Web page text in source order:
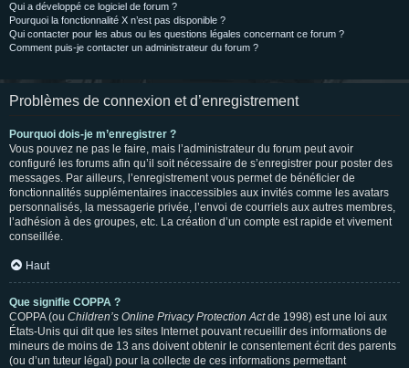
Qui a développé ce logiciel de forum ?
Pourquoi la fonctionnalité X n’est pas disponible ?
Qui contacter pour les abus ou les questions légales concernant ce forum ?
Comment puis-je contacter un administrateur du forum ?
Problèmes de connexion et d’enregistrement
Pourquoi dois-je m’enregistrer ?
Vous pouvez ne pas le faire, mais l’administrateur du forum peut avoir
configuré les forums afin qu’il soit nécessaire de s’enregistrer pour poster des
messages. Par ailleurs, l’enregistrement vous permet de bénéficier de
fonctionnalités supplémentaires inaccessibles aux invités comme les avatars
personnalisés, la messagerie privée, l’envoi de courriels aux autres membres,
l’adhésion à des groupes, etc. La création d’un compte est rapide et vivement
conseillée.
Haut
Que signifie COPPA ?
COPPA (ou Children’s Online Privacy Protection Actde 1998) est une loi aux
États-Unis qui dit que les sites Internet pouvant recueillir des informations de
mineurs de moins de 13 ans doivent obtenir le consentement écrit des parents
(ou d’un tuteur légal) pour la collecte de ces informations permettant